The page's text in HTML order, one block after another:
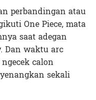
perbandingan atau
One Piece, mata
saat adegan
Dan waktu arc
calon
sekali